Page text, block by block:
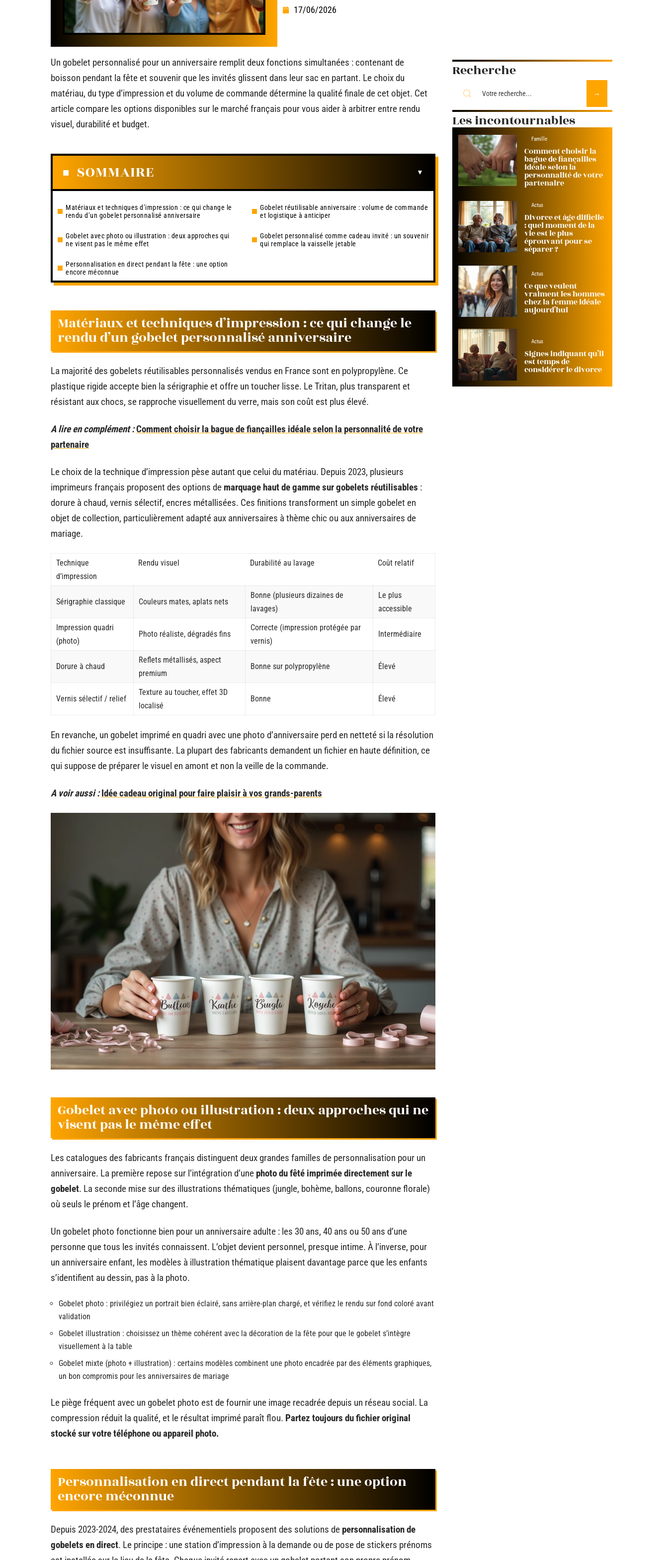
17/06/2026
Un gobelet personnalisé pour un anniversaire remplit deux fonctions simultanées : contenant de
boisson pendant la fête et souvenir que les invités glissent dans leur sac en partant. Le choix du
matériau, du type d’impression et du volume de commande détermine la qualité finale de cet objet. Cet
article compare les options disponibles sur le marché français pour vous aider à arbitrer entre rendu
visuel, durabilité et budget.
SOMMAIRE
Matériaux et techniques d’impression : ce qui change le
rendu d’un gobelet personnalisé anniversaire
Gobelet avec photo ou illustration : deux approches qui
ne visent pas le même effet
Personnalisation en direct pendant la fête : une option
encore méconnue
Gobelet réutilisable anniversaire : volume de commande
et logistique à anticiper
Gobelet personnalisé comme cadeau invité : un souvenir
qui remplace la vaisselle jetable
Matériaux et techniques d’impression : ce qui change le
rendu d’un gobelet personnalisé anniversaire
La majorité des gobelets réutilisables personnalisés vendus en France sont en polypropylène. Ce
plastique rigide accepte bien la sérigraphie et offre un toucher lisse. Le Tritan, plus transparent et
résistant aux chocs, se rapproche visuellement du verre, mais son coût est plus élevé.
A lire en complément :Comment choisir la bague de fiançailles idéale selon la personnalité de votre
partenaire
Le choix de la technique d’impression pèse autant que celui du matériau. Depuis 2023, plusieurs
imprimeurs français proposent des options de marquage haut de gamme sur gobelets réutilisables :
dorure à chaud, vernis sélectif, encres métallisées. Ces finitions transforment un simple gobelet en
objet de collection, particulièrement adapté aux anniversaires à thème chic ou aux anniversaires de
mariage.
Technique
d’impression
Rendu visuel Durabilité au lavage Coût relatif
Sérigraphie classique Couleurs mates, aplats nets
Bonne (plusieurs dizaines de
lavages)
Le plus
accessible
Impression quadri
(photo)
Photo réaliste, dégradés fins
Correcte (impression protégée par
vernis)
Intermédiaire
Dorure à chaud
Reflets métallisés, aspect
premium
Bonne sur polypropylène Élevé
Vernis sélectif / relief
Texture au toucher, effet 3D
localisé
Bonne Élevé
En revanche, un gobelet imprimé en quadri avec une photo d’anniversaire perd en netteté si la résolution
du fichier source est insuffisante. La plupart des fabricants demandent un fichier en haute définition, ce
qui suppose de préparer le visuel en amont et non la veille de la commande.
A voir aussi : Idée cadeau original pour faire plaisir à vos grands-parents
Gobelet avec photo ou illustration : deux approches qui ne
visent pas le même effet
Les catalogues des fabricants français distinguent deux grandes familles de personnalisation pour un
anniversaire. La première repose sur l’intégration d’une photo du fêté imprimée directement sur le
gobelet. La seconde mise sur des illustrations thématiques (jungle, bohème, ballons, couronne florale)
où seuls le prénom et l’âge changent.
Un gobelet photo fonctionne bien pour un anniversaire adulte : les 30 ans, 40 ans ou 50 ans d’une
personne que tous les invités connaissent. L’objet devient personnel, presque intime. À l’inverse, pour
un anniversaire enfant, les modèles à illustration thématique plaisent davantage parce que les enfants
s’identifient au dessin, pas à la photo.
Gobelet photo : privilégiez un portrait bien éclairé, sans arrière-plan chargé, et vérifiez le rendu sur fond coloré avant
validation
Gobelet illustration : choisissez un thème cohérent avec la décoration de la fête pour que le gobelet s’intègre
visuellement à la table
Gobelet mixte (photo + illustration) : certains modèles combinent une photo encadrée par des éléments graphiques,
un bon compromis pour les anniversaires de mariage
Le piège fréquent avec un gobelet photo est de fournir une image recadrée depuis un réseau social. La
compression réduit la qualité, et le résultat imprimé paraît flou. Partez toujours du fichier original
stocké sur votre téléphone ou appareil photo.
Personnalisation en direct pendant la fête : une option
encore méconnue
Depuis 2023-2024, des prestataires événementiels proposent des solutions de personnalisation de
gobelets en direct. Le principe : une station d’impression à la demande ou de pose de stickers prénoms
Recherche
Les incontournables
Famille
Comment choisir la
bague de fiançailles
idéale selon la
personnalité de votre
partenaire
Actus
Divorce et âge difficile
: quel moment de la
vie est le plus
éprouvant pour se
séparer ?
Actus
Ce que veulent
vraiment les hommes
chez la femme idéale
aujourd’hui
Actus
Signes indiquant qu’il
est temps de
considérer le divorce